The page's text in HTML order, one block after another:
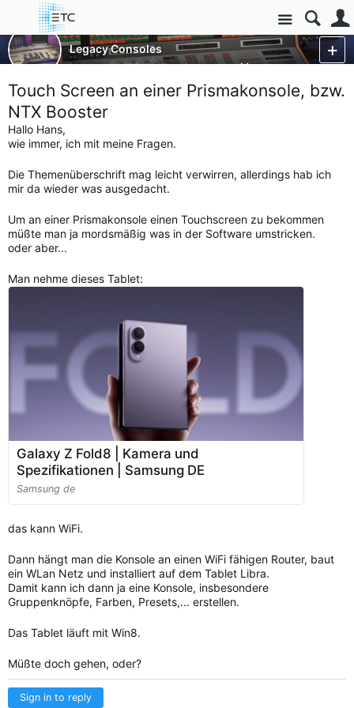
Site
Legacy Consoles
Legacy - NT/NTX Products
More
Touch Screen an einer Prismakonsole, bzw.
NTX Booster
Hallo Hans,
wie immer, ich mit meine Fragen.
Die Themenüberschrift mag leicht verwirren, allerdings hab ich
mir da wieder was ausgedacht.
Um an einer Prismakonsole einen Touchscreen zu bekommen
müßte man ja mordsmäßig was in der Software umstricken.
oder aber...
Man nehme dieses Tablet:
Galaxy Z Fold8 | Kamera und
Spezifikationen | Samsung DE
Samsung de
das kann WiFi.
Dann hängt man die Konsole an einen WiFi fähigen Router, baut
ein WLan Netz und installiert auf dem Tablet Libra.
Damit kann ich dann ja eine Konsole, insbesondere
Gruppenknöpfe, Farben, Presets,... erstellen.
Das Tablet läuft mit Win8.
Müßte doch gehen, oder?
Sign in to reply